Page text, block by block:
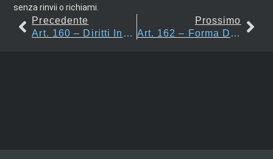
senza rinvii o richiami.
Precedente
Art. 160 – Diritti Inderogabili
Prossimo
Art. 162 – Forma Delle Convenzioni Matrimoniali